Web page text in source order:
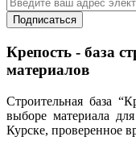
Подписаться
Крепость - база
материалов
Строительная база
выборе материала
Курске, проверенное